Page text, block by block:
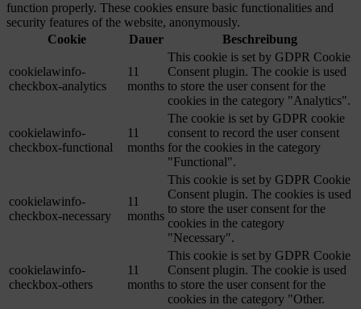
function properly. These cookies ensure basic functionalities and
security features of the website, anonymously.
Cookie
Dauer Beschreibung
cookielawinfo-
checkbox-analytics
11
months
This cookie is set by GDPR Cookie
Consent plugin. The cookie is used
to store the user consent for the
cookies in the category "Analytics".
cookielawinfo-
checkbox-functional
11
months
The cookie is set by GDPR cookie
consent to record the user consent
for the cookies in the category
"Functional".
cookielawinfo-
checkbox-necessary
11
months
This cookie is set by GDPR Cookie
Consent plugin. The cookies is used
to store the user consent for the
cookies in the category
"Necessary".
cookielawinfo-
checkbox-others
11
months
This cookie is set by GDPR Cookie
Consent plugin. The cookie is used
to store the user consent for the
cookies in the category "Other.